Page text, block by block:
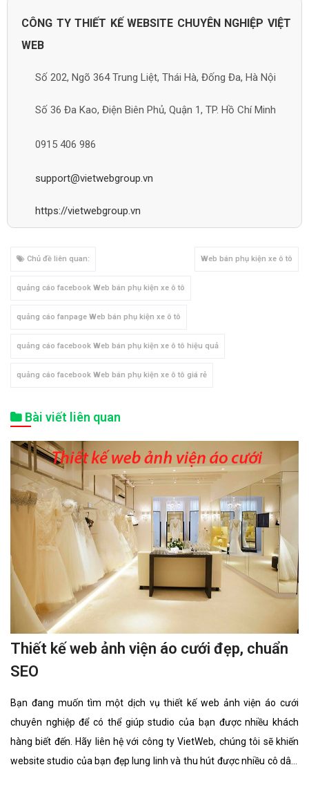
CÔNG TY THIẾT KẾ WEBSITE CHUYÊN NGHIỆP VIỆT
WEB
Số 202, Ngõ 364 Trung Liệt, Thái Hà, Đống Đa, Hà Nội
Số 36 Đa Kao, Điện Biên Phủ, Quận 1, TP. Hồ Chí Minh
0915 406 986
support@vietwebgroup.vn
https://vietwebgroup.vn
Chủ đề liên quan: Web bán phụ kiện xe ô tô
quảng cáo facebook Web bán phụ kiện xe ô tô
quảng cáo fanpage Web bán phụ kiện xe ô tô
quảng cáo facebook Web bán phụ kiện xe ô tô hiệu quả
quảng cáo facebook Web bán phụ kiện xe ô tô giá rẻ
Bài viết liên quan
Thiết kế web ảnh viện áo cưới đẹp, chuẩn
SEO
Bạn đang muốn tìm một dịch vụ thiết kế web ảnh viện áo cưới
chuyên nghiệp để có thể giúp studio của bạn được nhiều khách
hàng biết đến. Hãy liên hệ với công ty VietWeb, chúng tôi sẽ khiến
website studio của bạn đẹp lung linh và thu hút được nhiều cô dâu,